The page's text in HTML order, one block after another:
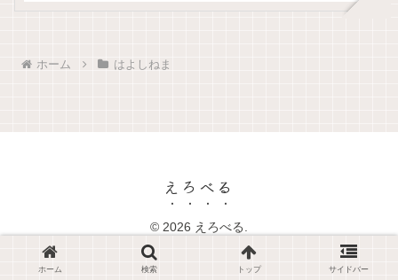
ホーム はよしねま
えろべる
© 2026 えろべる.
ホーム 検索 トップ サイドバー